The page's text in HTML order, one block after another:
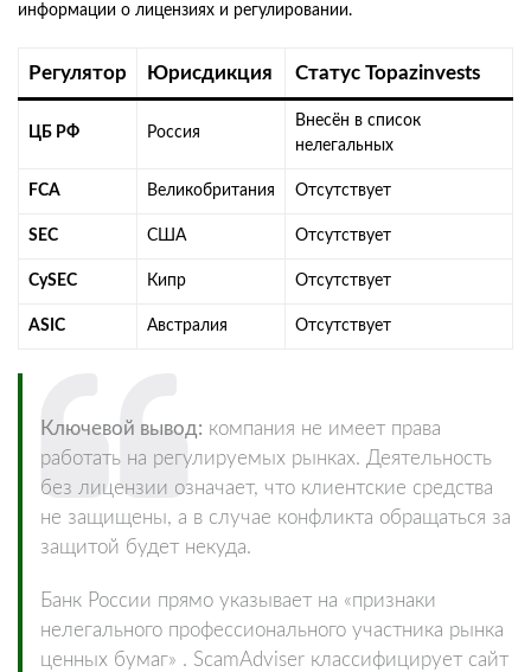
информации о лицензиях и регулировании.
Регулятор Юрисдикция Статус Topazinvests
ЦБ РФ Россия
Внесён в список
нелегальных
FCA Великобритания Отсутствует
SEC США Отсутствует
CySEC Кипр Отсутствует
ASIC Австралия Отсутствует
Ключевой вывод: компания не имеет права
работать на регулируемых рынках. Деятельность
без лицензии означает, что клиентские средства
не защищены, а в случае конфликта обращаться за
защитой будет некуда.
Банк России прямо указывает на «признаки
нелегального профессионального участника рынка
ценных бумаг» . ScamAdviser классифицирует сайт